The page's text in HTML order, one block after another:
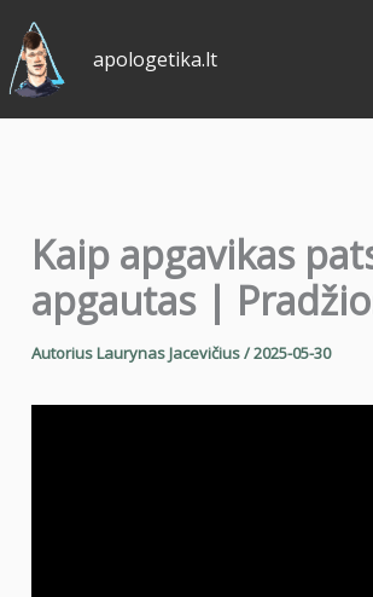
Pereiti
prie
turinio
apologetika.lt
Kaip apgavikas
apgautas |
AutoriusLaurynas Jacevičius/2025-05-30